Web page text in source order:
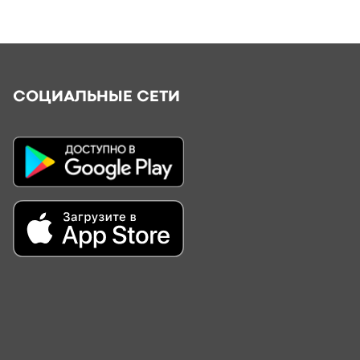
СОЦИАЛЬНЫЕ СЕТИ